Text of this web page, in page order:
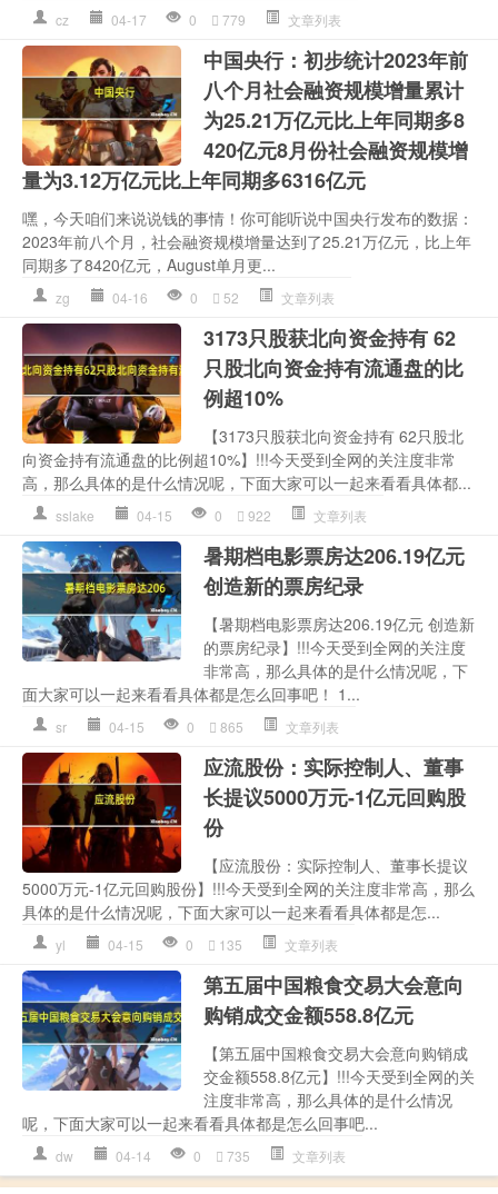
cz 04-17 0 779 文章列表
中国央行：初步统计2023年前
八个月社会融资规模增量累计
为25.21万亿元比上年同期多8
420亿元8月份社会融资规模增
量为3.12万亿元比上年同期多6316亿元
嘿，今天咱们来说说钱的事情！你可能听说中国央行发布的数据：
2023年前八个月，社会融资规模增量达到了25.21万亿元，比上年
同期多了8420亿元，August单月更...
zg 04-16 0 52 文章列表
3173只股获北向资金持有 62
只股北向资金持有流通盘的比
例超10%
【3173只股获北向资金持有 62只股北
向资金持有流通盘的比例超10%】!!!今天受到全网的关注度非常
高，那么具体的是什么情况呢，下面大家可以一起来看看具体都...
sslake 04-15 0 922 文章列表
暑期档电影票房达206.19亿元
创造新的票房纪录
【暑期档电影票房达206.19亿元 创造新
的票房纪录】!!!今天受到全网的关注度
非常高，那么具体的是什么情况呢，下
面大家可以一起来看看具体都是怎么回事吧！ 1...
sr 04-15 0 865 文章列表
应流股份：实际控制人、董事
长提议5000万元-1亿元回购股
份
【应流股份：实际控制人、董事长提议
5000万元-1亿元回购股份】!!!今天受到全网的关注度非常高，那么
具体的是什么情况呢，下面大家可以一起来看看具体都是怎...
yl 04-15 0 135 文章列表
第五届中国粮食交易大会意向
购销成交金额558.8亿元
【第五届中国粮食交易大会意向购销成
交金额558.8亿元】!!!今天受到全网的关
注度非常高，那么具体的是什么情况
呢，下面大家可以一起来看看具体都是怎么回事吧...
dw 04-14 0 735 文章列表